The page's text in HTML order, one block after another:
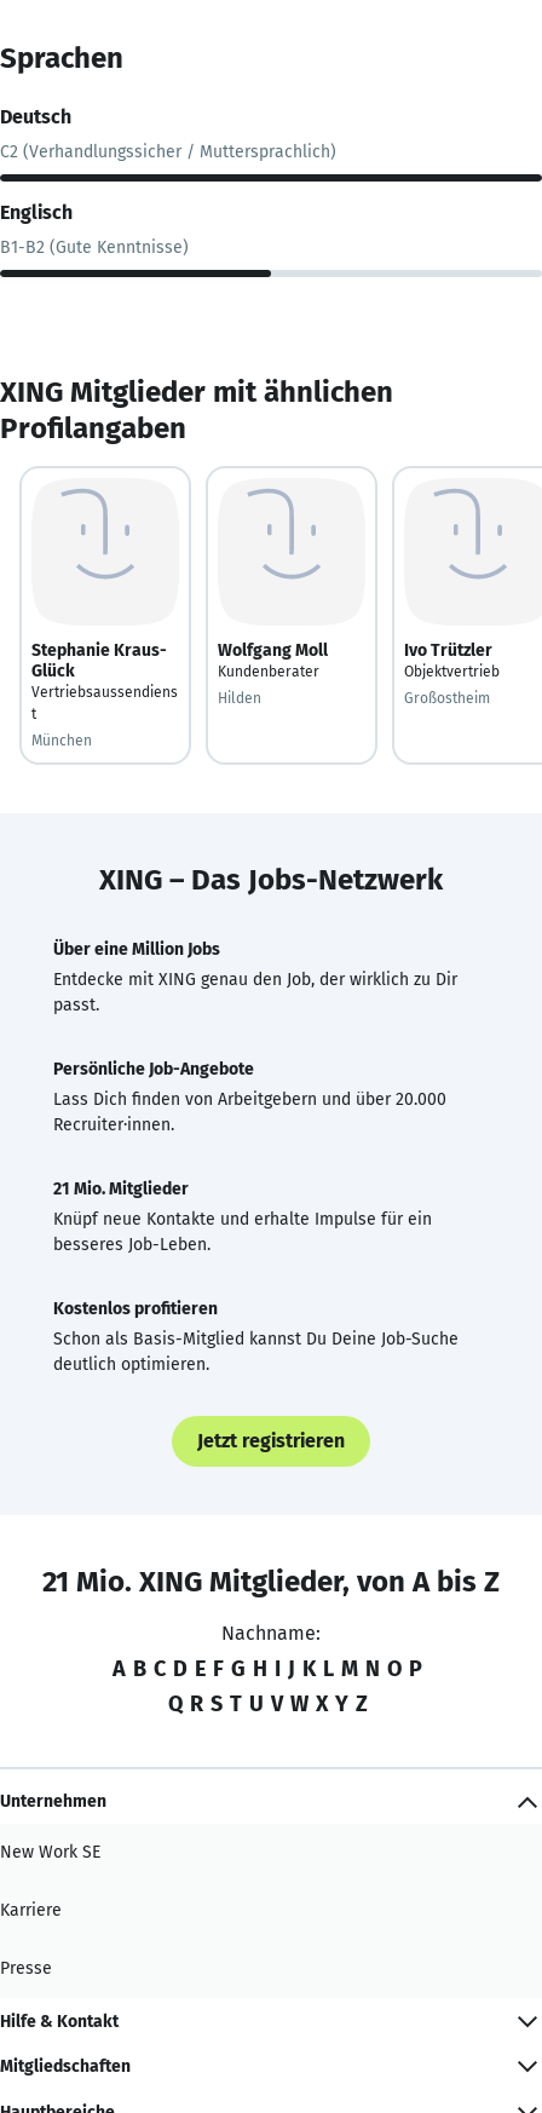
Sprachen
Deutsch
C2 (Verhandlungssicher / Muttersprachlich)
Englisch
B1-B2 (Gute Kenntnisse)
XING Mitglieder mit ähnlichen
Profilangaben
Stephanie Kraus-
Glück
Vertriebsaussendiens
t
München
Wolfgang Moll
Kundenberater
Hilden
Ivo Trützler
Objektvertrieb
Großostheim
XING – Das Jobs-Netzwerk
Über eine Million Jobs
Entdecke mit XING genau den Job, der wirklich zu Dir
passt.
Persönliche Job-Angebote
Lass Dich finden von Arbeitgebern und über 20.000
Recruiter·innen.
21 Mio. Mitglieder
Knüpf neue Kontakte und erhalte Impulse für ein
besseres Job-Leben.
Kostenlos profitieren
Schon als Basis-Mitglied kannst Du Deine Job-Suche
deutlich optimieren.
Jetzt registrieren
21 Mio. XING Mitglieder, von A bis Z
Nachname:
A B C D E F G H I J K L M N O P
Q R S T U V W X Y Z
Unternehmen
New Work SE
Karriere
Presse
Hilfe & Kontakt
Mitgliedschaften